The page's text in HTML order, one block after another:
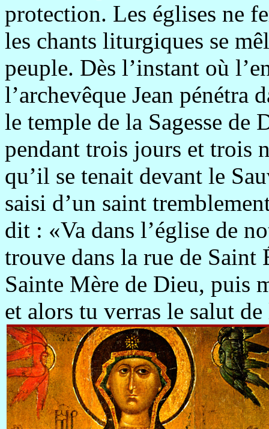
protection. Les églises ne
les chants liturgiques se
peuple. Dès l’instant où
l’archevêque Jean pénétra
le temple de la Sagesse de
pendant trois jours et trois
qu’il se tenait devant le
saisi d’un saint
dit : «Va dans l’église de
trouve dans la rue de Saint
Sainte Mère de Dieu, puis
et alors tu verras le salut